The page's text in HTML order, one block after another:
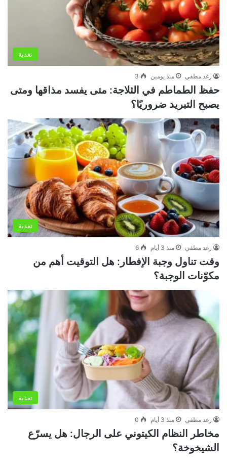
تغذية
رغد مطفي منذ يومين 3
حفظ الطماطم في الثلاجة: متى يفسد مذاقها ومتى
يصبح التبريد ضروريًا؟
تغذية
رغد مطفي منذ 3 أيام 6
وقت تناول وجبة الإفطار: هل التوقيت أهم من
مكوّنات الوجبة؟
تغذية
رغد مطفي منذ 3 أيام 0
مخاطر النظام الكيتوني على الرجال: هل يسرّع
الشيخوخة؟